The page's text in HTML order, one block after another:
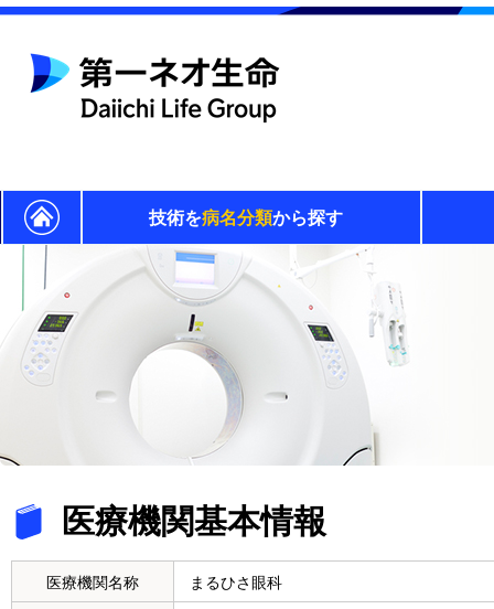
技術を病名分類から探す
医療機関基本情報
医療機関名称 まるひさ眼科